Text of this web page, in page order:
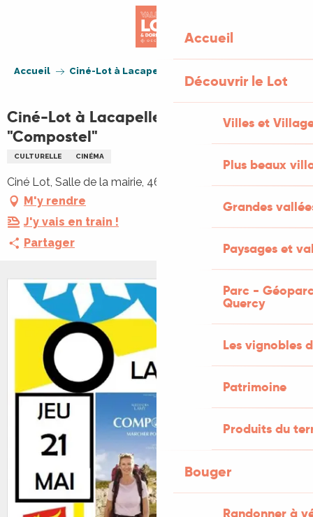
Accueil
Découvrir le Lot
Villes et
Plus beaux
Grandes
Paysages et
Parc -
Quercy
Les vignobles
Patrimoine
Produits du
Bouger
Randonner à
Accueil Ciné-Lot à Lacapelle-Marival "Compostel"
Ciné-Lot à Lacapelle-Marival
"Compostel"
CULTURELLE CINÉMA
Ciné Lot, Salle de la mairie, 46120 Lacapelle-Marival
M'y rendre
J'y vais en train !
Partager